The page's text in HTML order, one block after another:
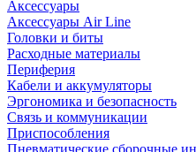
Аксессуары
Аксессуары Air Line
Головки и биты
Расходные материалы
Периферия
Кабели и аккумуляторы
Эргономика и безопасность
Связь и коммуникации
Приспособления
Пневматические сборочные